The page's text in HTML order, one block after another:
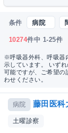
条件 病院
10274件中 1-25件
※呼吸器外科、呼吸器
示しています。 いず
可能ですが、ご希望の
わせください。
病院 藤田医科
土曜診察